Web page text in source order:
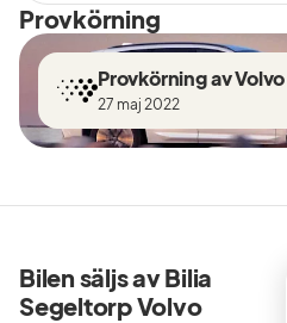
Provkörning
Provkörning av
27 maj 2022
Bilen säljs av Bilia
Segeltorp Volvo